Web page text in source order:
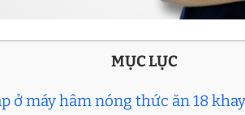
MỤC LỤC
ở máy hâm nóng thức ăn 18 khay